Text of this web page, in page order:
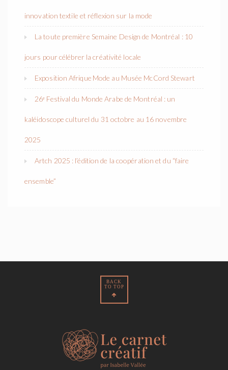
innovation textile et réflexion sur la mode
La toute première Semaine Design de Montréal : 10
jours pour célébrer la créativité locale
Exposition Afrique Mode au Musée McCord Stewart
26ᵉ Festival du Monde Arabe de Montréal : un
kaléidoscope culturel du 31 octobre au 16 novembre
2025
Artch 2025 : l’édition de la coopération et du “faire
ensemble”
BACK
TO TOP